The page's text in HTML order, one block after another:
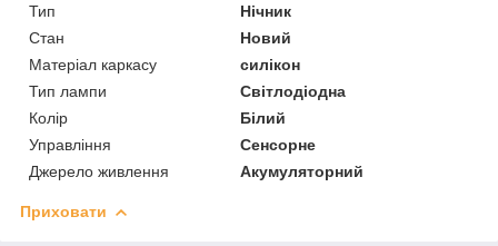
Тип
Нічник
Стан
Новий
Матеріал каркасу
силікон
Тип лампи
Світлодіодна
Колір
Білий
Управління
Сенсорне
Джерело живлення
Акумуляторний
Приховати